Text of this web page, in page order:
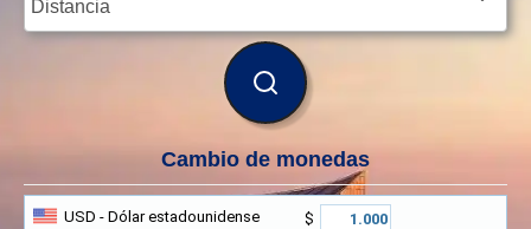
BUSCAR
Cambio de monedas
USD - Dólar estadounidense
$